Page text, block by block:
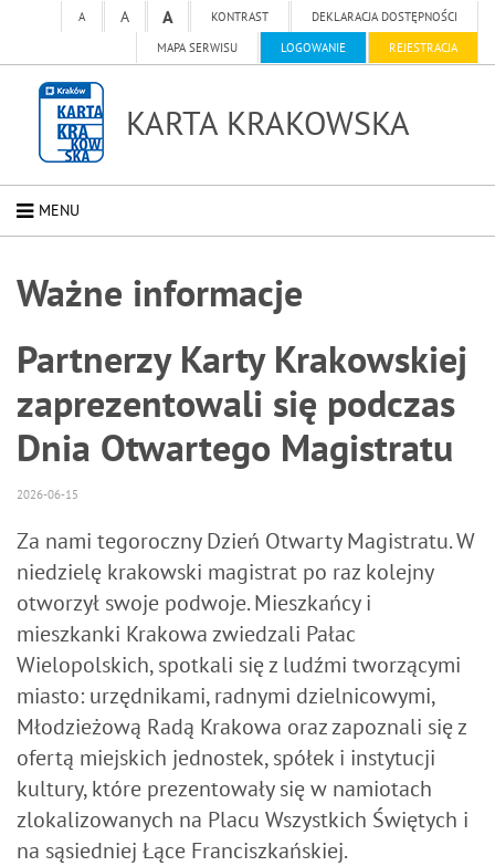
A A A KONTRAST
DEKLARACJA DOSTĘPNOŚCI
MAPA SERWISU
LOGOWANIE REJESTRACJA
KARTA KRAKOWSKA
MENU
Ważne informacje
Partnerzy Karty Krakowskiej
zaprezentowali się podczas
Dnia Otwartego Magistratu
2026-06-15
Za nami tegoroczny Dzień Otwarty Magistratu. W
niedzielę krakowski magistrat po raz kolejny
otworzył swoje podwoje. Mieszkańcy i
mieszkanki Krakowa zwiedzali Pałac
Wielopolskich, spotkali się z ludźmi tworzącymi
miasto: urzędnikami, radnymi dzielnicowymi,
Młodzieżową Radą Krakowa oraz zapoznali się z
ofertą miejskich jednostek, spółek i instytucji
kultury, które prezentowały się w namiotach
zlokalizowanych na Placu Wszystkich Świętych i
na sąsiedniej Łące Franciszkańskiej.